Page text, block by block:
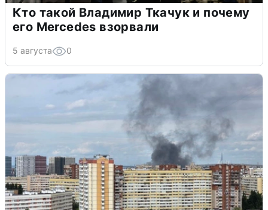
Кто такой Владимир Ткачук и почему
его Mercedes взорвали
5 августа 0